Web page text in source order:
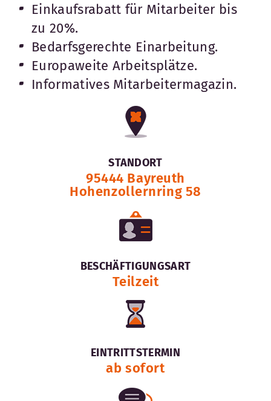
Einkaufsrabatt für Mitarbeiter bis
zu 20%.
Bedarfsgerechte Einarbeitung.
Europaweite Arbeitsplätze.
Informatives Mitarbeitermagazin.
STANDORT
95444 Bayreuth
Hohenzollernring 58
BESCHÄFTIGUNGSART
Teilzeit
EINTRITTSTERMIN
ab sofort